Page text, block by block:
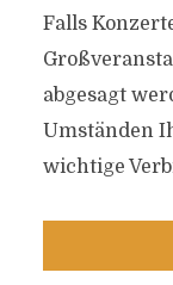
Falls
abgesagt
Umständen
wichtige